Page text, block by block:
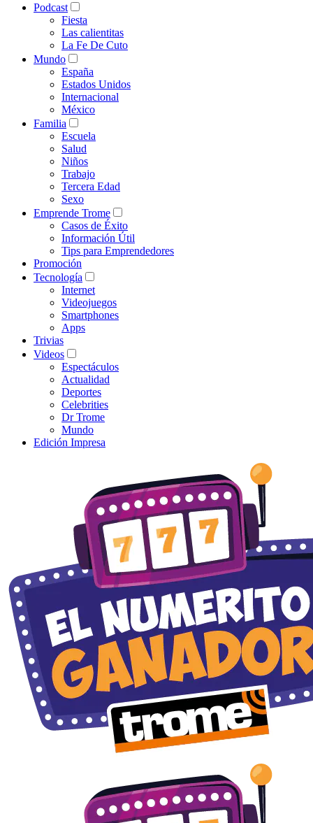
Podcast
Fiesta
Las calientitas
La Fe De Cuto
Mundo
España
Estados Unidos
Internacional
México
Familia
Escuela
Salud
Niños
Trabajo
Tercera Edad
Sexo
Emprende Trome
Casos de Éxito
Información Útil
Tips para Emprendedores
Promoción
Tecnología
Internet
Videojuegos
Smartphones
Apps
Trivias
Videos
Espectáculos
Actualidad
Deportes
Celebrities
Dr Trome
Mundo
Edición Impresa